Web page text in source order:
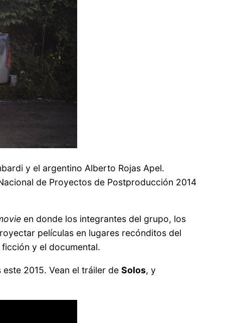
y el argentino Alberto Rojas Apel.
de Proyectos de Postproducción 2014
en donde los integrantes del grupo, los
películas en lugares recónditos del
y el documental.
este 2015. Vean el tráiler deSolos, y